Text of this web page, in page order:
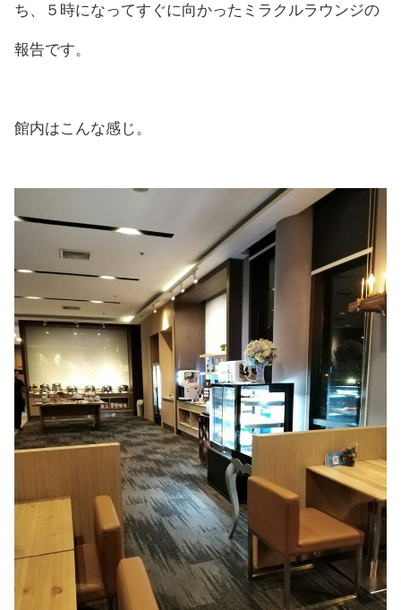
ち、５時になってすぐに向かったミラクルラウンジの
報告です。
館内はこんな感じ。